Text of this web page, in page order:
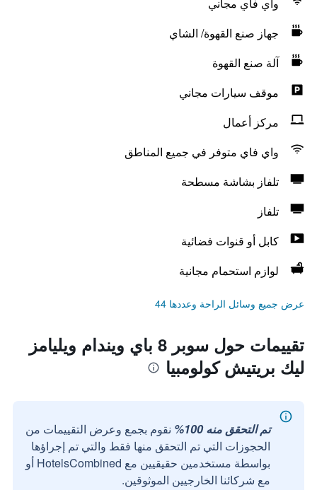
جهاز صنع القهوة/ الشاي
آلة صنع القهوة
موقف سيارات مجاني
مركز أعمال
واي فاي متوفر في جميع المناطق
تلفاز بشاشة مسطحة
تلفاز
كابل أو قنوات فضائية
لوازم استحمام مجانية
عرض جميع وسائل الراحة وعددها 44
تقييمات حول سوبر 8 باي ويندام ويليامز
ليك بريتيش كولومبيا
تم التحقق منه 100%
نقوم بجمع وعرض التقييمات من
الحجوزات التي تم التحقق منها فقط والتي تم إجراؤها
بواسطة مستخدمين حقيقيين مع HotelsCombined أو
مع شركائنا الخارجيين الموثوقين.